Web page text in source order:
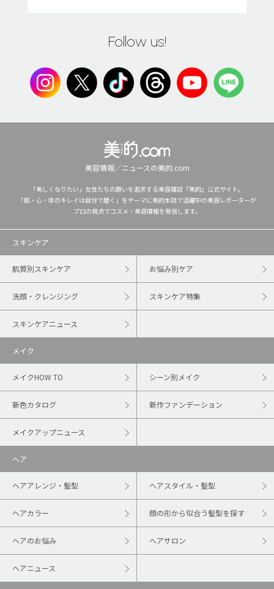
Follow us!
美容情報／ニュースの美的.com
「美しくなりたい」女性たちの願いを追求する美容雑誌『美的』公式サイト。
「肌・心・体のキレイは自分で磨く」をテーマに美的本誌で活躍中の美容レポーターが
プロの視点でコスメ・美容情報を発信します。
スキンケア
肌質別スキンケア お悩み別ケア
洗顔・クレンジング スキンケア特集
スキンケアニュース
メイク
メイクHOW TO シーン別メイク
新色カタログ 新作ファンデーション
メイクアップニュース
ヘア
ヘアアレンジ・髪型 ヘアスタイル・髪型
ヘアカラー 顔の形から似合う髪型を探す
ヘアのお悩み ヘアサロン
ヘアニュース